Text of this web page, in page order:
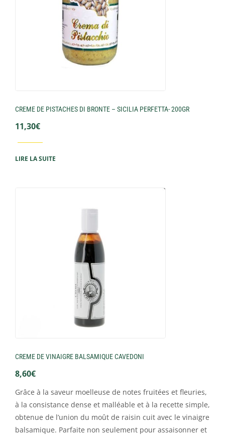
CREME DE PISTACHES DI BRONTE – SICILIA PERFETTA- 200GR
11,30€
LIRE LA SUITE
CREME DE VINAIGRE BALSAMIQUE CAVEDONI
8,60€
Grâce à la saveur moelleuse de notes fruitées et fleuries,
à la consistance dense et malléable et à la recette simple,
obtenue de l’union du moût de raisin cuit avec le vinaigre
balsamique. Parfaite non seulement pour assaisonner et